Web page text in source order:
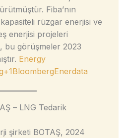
Fiba’nın
rüzgar enerjisi ve
enerjisi projeleri
bu görüşmeler 2023
Energy
BloombergEnerdata
– LNG Tedarik
şirketi BOTAŞ, 2024